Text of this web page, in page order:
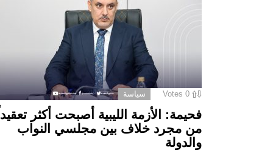
0
Votes سياسة
فحيمة: الأزمة الليبية أصبحت أكثر تعقيداً
من مجرد خلاف بين مجلسي النواب
والدولة